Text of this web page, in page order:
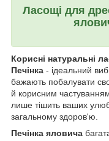
Ласощі для
Корисні натуральні
Печінка - ідеальний
бажають побалувати
й корисним
лише тішить ваших
загальному здоров'ю.
Печінка яловича